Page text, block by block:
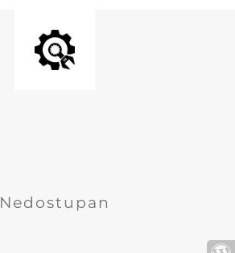
Nedostupan